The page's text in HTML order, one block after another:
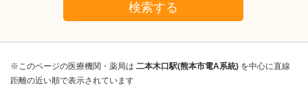
検索する
※このページの医療機関・薬局は 二本木口駅(熊本市電A系統) を中心に直線
距離の近い順で表示されています